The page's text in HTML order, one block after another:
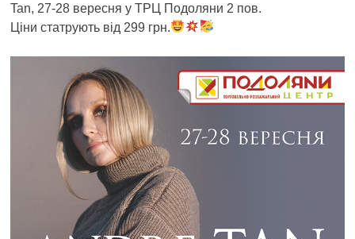
Tan, 27-28 вересня у ТРЦ Подоляни 2 пов.
Ціни статрують від 299 грн.